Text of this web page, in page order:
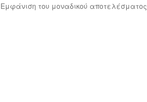
Εμφάνιση του μοναδικού αποτελέσματος